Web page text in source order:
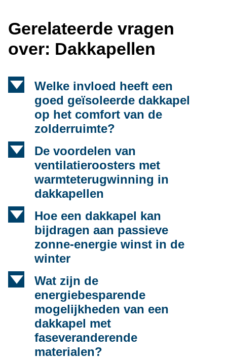
Gerelateerde vragen
over: Dakkapellen
d
Welke invloed heeft een
goed geïsoleerde dakkapel
op het comfort van de
zolderruimte?
d
De voordelen van
ventilatieroosters met
warmteterugwinning in
dakkapellen
d
Hoe een dakkapel kan
bijdragen aan passieve
zonne-energie winst in de
winter
d
Wat zijn de
energiebesparende
mogelijkheden van een
dakkapel met
faseveranderende
materialen?